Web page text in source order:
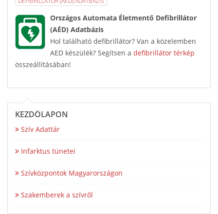
Országos Automata Életmentő Defibrillátor
(AÉD) Adatbázis
Hol található defibrillátor? Van a közelemben
AED készülék? Segítsen a defibrillátor térkép
összeállításában!
KEZDŐLAPON
Szív Adattár
Infarktus tünetei
Szívközpontok Magyarországon
Szakemberek a szívről